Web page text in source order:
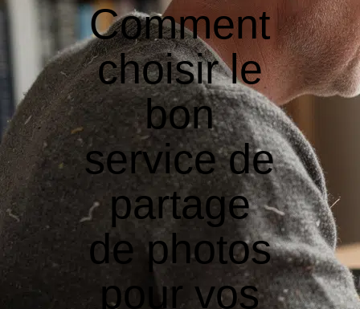
Comment
choisir le
bon
service de
partage
de photos
pour vos